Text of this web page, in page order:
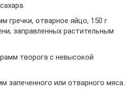
гречки, отварное яйцо, 150 г
заправленных растительным
творога с невысокой
запеченного или отварного мяса.